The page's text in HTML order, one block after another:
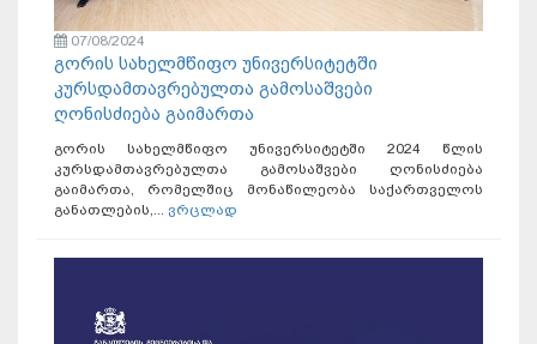
07/08/2024
გორის სახელმწიფო უნივერსიტეტში
კურსდამთავრებულთა გამოსაშვები
ღონისძიება გაიმართა
გორის სახელმწიფო უნივერსიტეტში 2024 წლის
კურსდამთავრებულთა გამოსაშვები ღონისძიება
გაიმართა, რომელშიც მონაწილეობა საქართველოს
განათლების,... ვრცლად